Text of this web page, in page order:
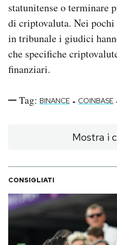
statunitense o terminare
di criptovaluta. Nei pochi
in tribunale i giudici
che specifiche
finanziari.
Tag: BINANCE - COINBASE
Mostra i
CONSIGLIATI